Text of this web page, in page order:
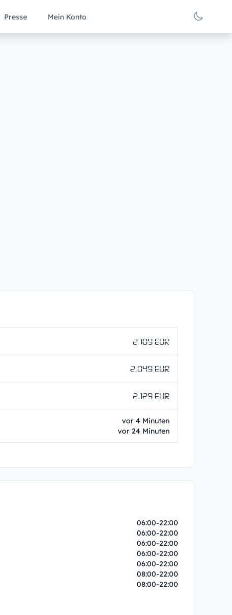
Presse Mein Konto
2.109 EUR
2.049 EUR
2.129 EUR
vor 4 Minuten
vor 24 Minuten
06:00-22:00
06:00-22:00
06:00-22:00
06:00-22:00
06:00-22:00
08:00-22:00
08:00-22:00